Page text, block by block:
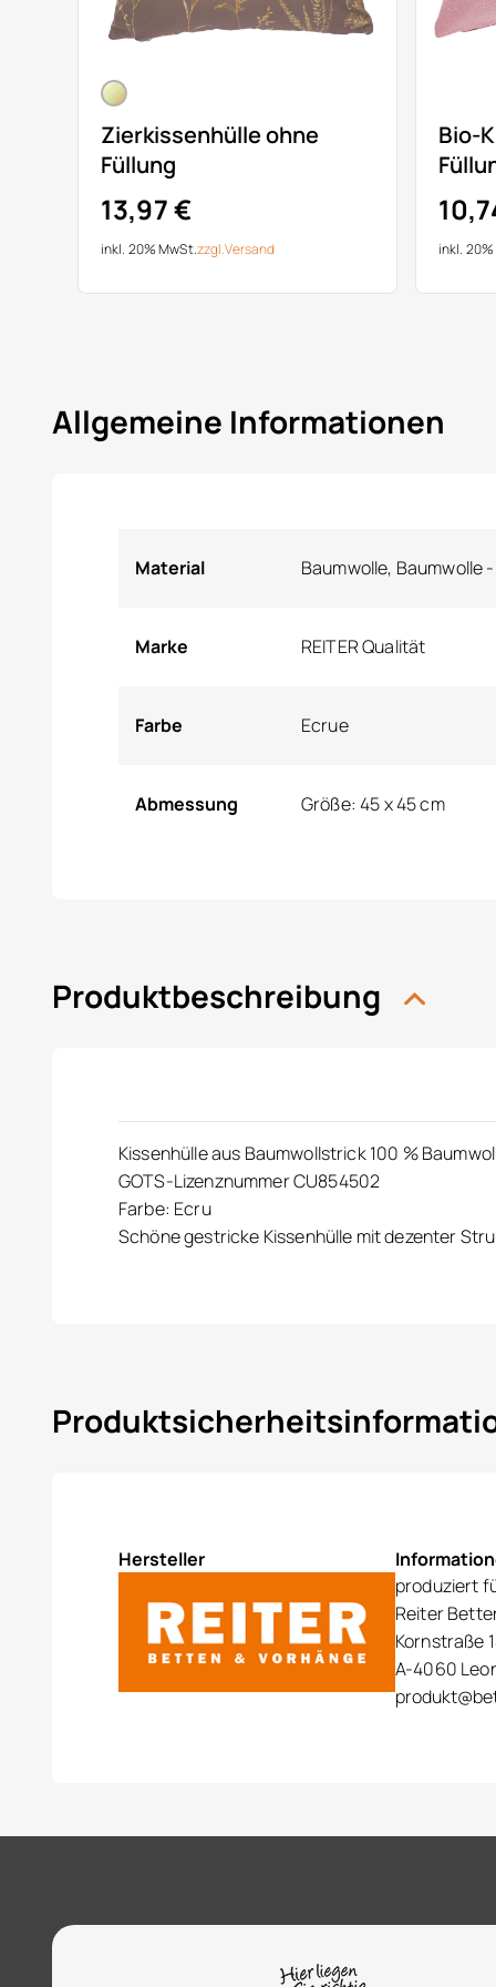
Zierkissenhülle ohne
Füllung
13,97 €
inkl. 20% MwSt.zzgl.Versand
Bio-
inkl.
Allgemeine Informationen
Material Baumwolle, Baumwolle
Marke REITER Qualität
Farbe Ecrue
Abmessung Größe: 45 x 45 cm
Produktbeschreibung
Kissenhülle aus Baumwollstrick 100 %
GOTS-Lizenznummer CU854502
Farbe: Ecru
Schöne gestricke Kissenhülle mit dezenter
Hersteller
produziert
Reiter
Kornstraße
A-4060